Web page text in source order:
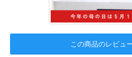
この商品のレビュ